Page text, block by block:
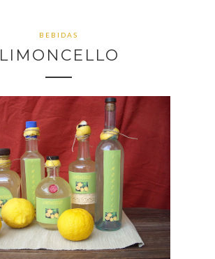
BEBIDAS
LIMONCELLO